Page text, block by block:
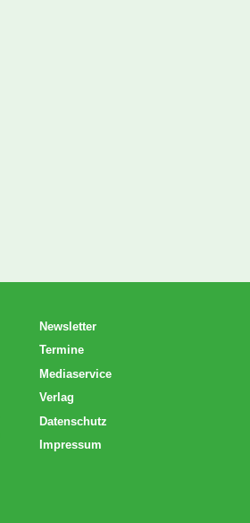
Newsletter
Termine
Mediaservice
Verlag
Datenschutz
Impressum